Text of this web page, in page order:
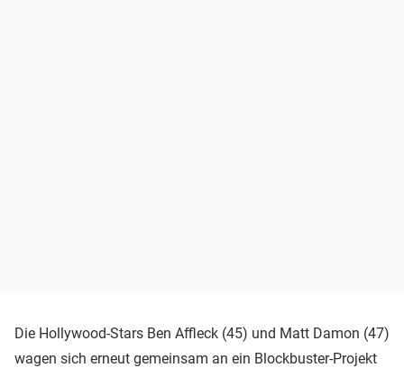
Die Hollywood-Stars Ben Affleck (45) und Matt Damon (47)
wagen sich erneut gemeinsam an ein Blockbuster-Projekt